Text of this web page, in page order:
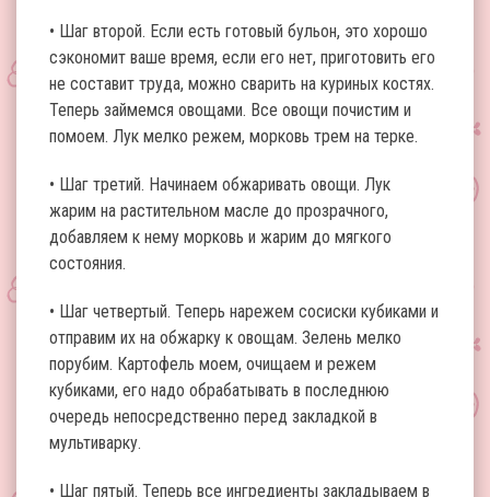
• Шаг второй. Если есть готовый бульон, это хорошо
сэкономит ваше время, если его нет, приготовить его
не составит труда, можно сварить на куриных костях.
Теперь займемся овощами. Все овощи почистим и
помоем. Лук мелко режем, морковь трем на терке.
• Шаг третий. Начинаем обжаривать овощи. Лук
жарим на растительном масле до прозрачного,
добавляем к нему морковь и жарим до мягкого
состояния.
• Шаг четвертый. Теперь нарежем сосиски кубиками и
отправим их на обжарку к овощам. Зелень мелко
порубим. Картофель моем, очищаем и режем
кубиками, его надо обрабатывать в последнюю
очередь непосредственно перед закладкой в
мультиварку.
• Шаг пятый. Теперь все ингредиенты закладываем в